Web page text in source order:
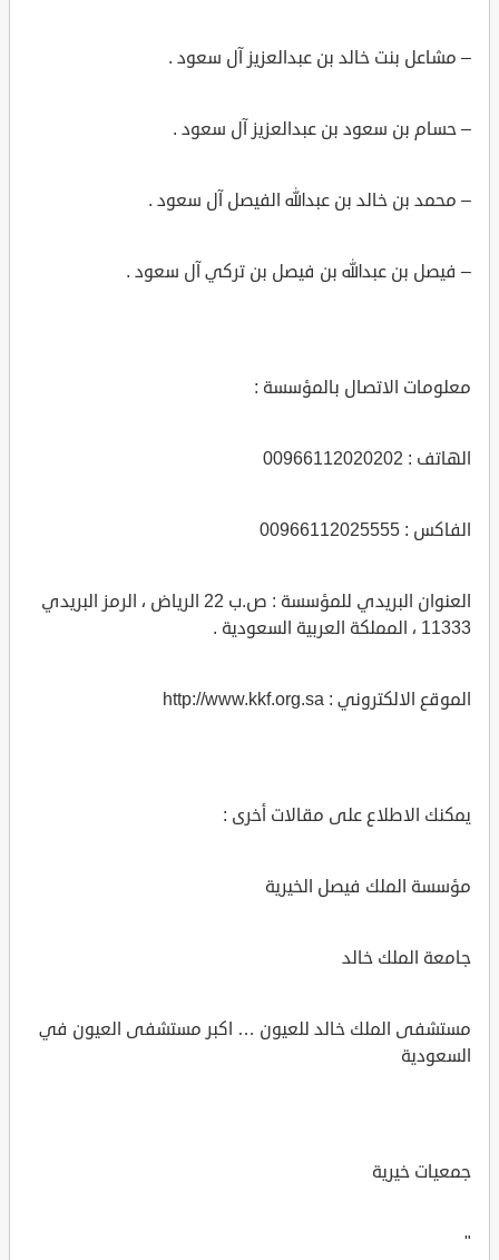
– مشاعل بنت خالد بن عبدالعزيز آل سعود .
– حسام بن سعود بن عبدالعزيز آل سعود .
– محمد بن خالد بن عبدالله الفيصل آل سعود .
– فيصل بن عبدالله بن فيصل بن تركي آل سعود .
معلومات الاتصال بالمؤسسة :
الهاتف : 00966112020202
الفاكس : 00966112025555
العنوان البريدي للمؤسسة : ص.ب 22 الرياض ، الرمز البريدي
11333 ، المملكة العربية السعودية .
الموقع الالكتروني : http://www.kkf.org.sa
يمكنك الاطلاع على مقالات أخرى :
مؤسسة الملك فيصل الخيرية
جامعة الملك خالد
مستشفى الملك خالد للعيون … اكبر مستشفى العيون في
السعودية
جمعيات خيرية
"